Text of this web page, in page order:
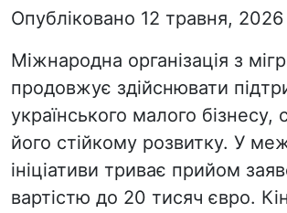
Опубліковано 12 травня, 2026
Міжнародна організація з
продовжує здійснювати
українського малого бізнесу,
його стійкому розвитку. У
ініціативи триває прийом
вартістю до 20 тисяч євро.